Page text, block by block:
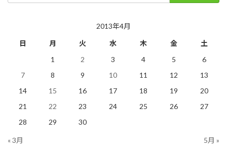
2013年4月
日
月 火 水 木 金
土
1
2 3 4 5
6
7
8 9 10 11 12
13
14
15 16 17 18 19
20
21
22 23 24 25 26
27
28
29 30
« 3月 5月 »